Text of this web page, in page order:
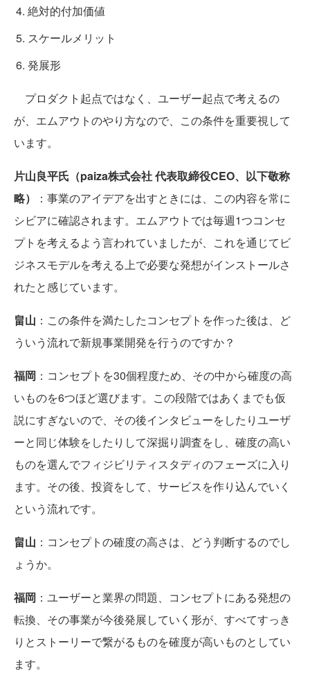
絶対的付加価値
スケールメリット
発展形
プロダクト起点ではなく、ユーザー起点で考えるの
が、エムアウトのやり方なので、この条件を重要視して
います。
片山良平氏（paiza株式会社 代表取締役CEO、以下敬称
略）
：事業のアイデアを出すときには、この内容を常に
シビアに確認されます。エムアウトでは毎週1つコンセ
プトを考えるよう言われていましたが、これを通じてビ
ジネスモデルを考える上で必要な発想がインストールさ
れたと感じています。
畠山 ：この条件を満たしたコンセプトを作った後は、ど
ういう流れで新規事業開発を行うのですか？
福岡 ：コンセプトを30個程度ため、その中から確度の高
いものを6つほど選びます。この段階ではあくまでも仮
説にすぎないので、その後インタビューをしたりユーザ
ーと同じ体験をしたりして深掘り調査をし、確度の高い
ものを選んでフィジビリティスタディのフェーズに入り
ます。その後、投資をして、サービスを作り込んでいく
という流れです。
畠山 ：コンセプトの確度の高さは、どう判断するのでし
ょうか。
福岡 ：ユーザーと業界の問題、コンセプトにある発想の
転換、その事業が今後発展していく形が、すべてすっき
りとストーリーで繋がるものを確度が高いものとしてい
ます。